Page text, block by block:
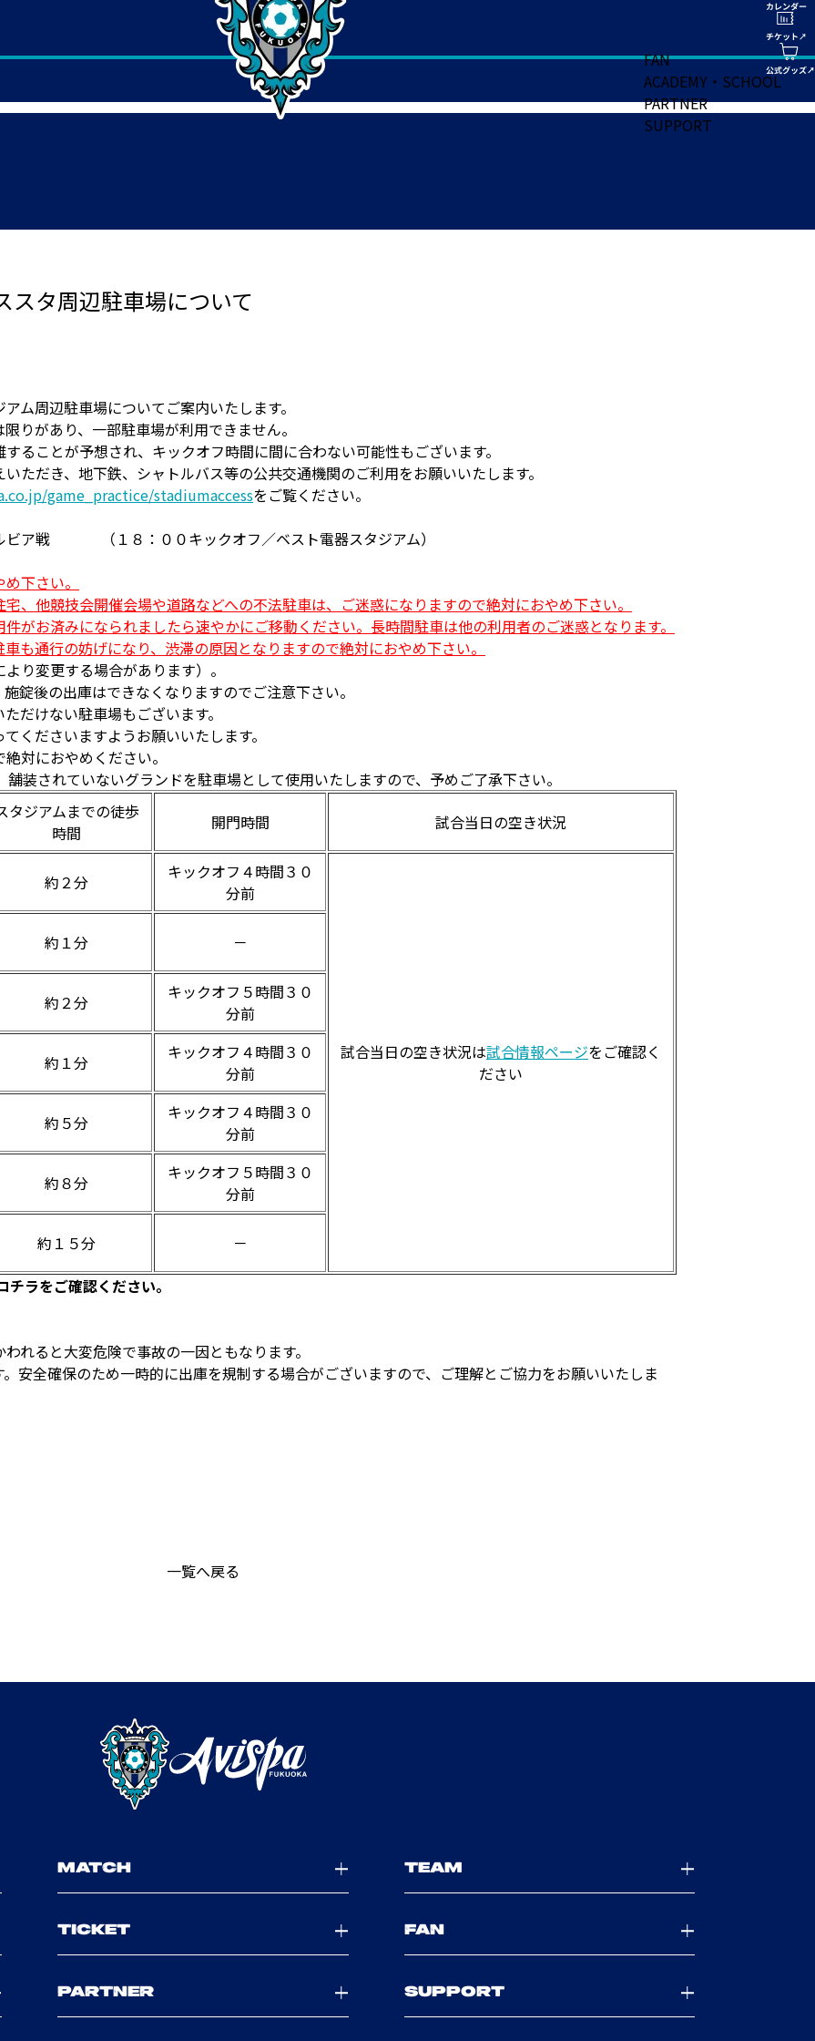
FAN
ACADEMY・SCHOOL
PARTNER
SUPPORT
タ周辺駐車場について
ム周辺駐車場についてご案内いたします。
りがあり、一部駐車場が利用できません。
ることが予想され、キックオフ時間に間に合わない可能性もございます。
ただき、地下鉄、シャトルバス等の公共交通機関のご利用をお願いいたします。
game_practice/stadiumaccessをご覧ください。
ビア戦 （１８：００キックオフ／ベスト電器スタジアム）
下さい。
、他競技会開催会場や道路などへの不法駐車は、ご迷惑になりますので絶対におやめ下さい。
がお済みになられましたら速やかにご移動ください。長時間駐車は他の利用者のご迷惑となります。
も通行の妨げになり、渋滞の原因となりますので絶対におやめ下さい。
り変更する場合があります）。
錠後の出庫はできなくなりますのでご注意下さい。
だけない駐車場もございます。
くださいますようお願いいたします。
対におやめください。
装されていないグランドを駐車場として使用いたしますので、予めご了承下さい。
タジアムまでの徒歩
時間
開門時間 試合当日の空き状況
約２分
キックオフ４時間３０
分前
試合当日の空き状況は試合情報ページをご確認く
ださい
約１分 －
約２分
キックオフ５時間３０
分前
約１分
キックオフ４時間３０
分前
約５分
キックオフ４時間３０
分前
約８分
キックオフ５時間３０
分前
約１５分
－
ラをご確認ください。
れると大変危険で事故の一因ともなります。
安全確保のため一時的に出庫を規制する場合がございますので、ご理解とご協力をお願いいたしま
一覧へ戻る
MATCH TEAM
TICKET FAN
PARTNER SUPPORT